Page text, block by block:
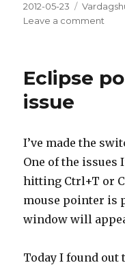
Posted
on
2012-05-23
Leave a comment
Eclipse
issue
I’ve made the
One of the issues
hitting Ctrl+T or
mouse pointer is
window will
Today I found out